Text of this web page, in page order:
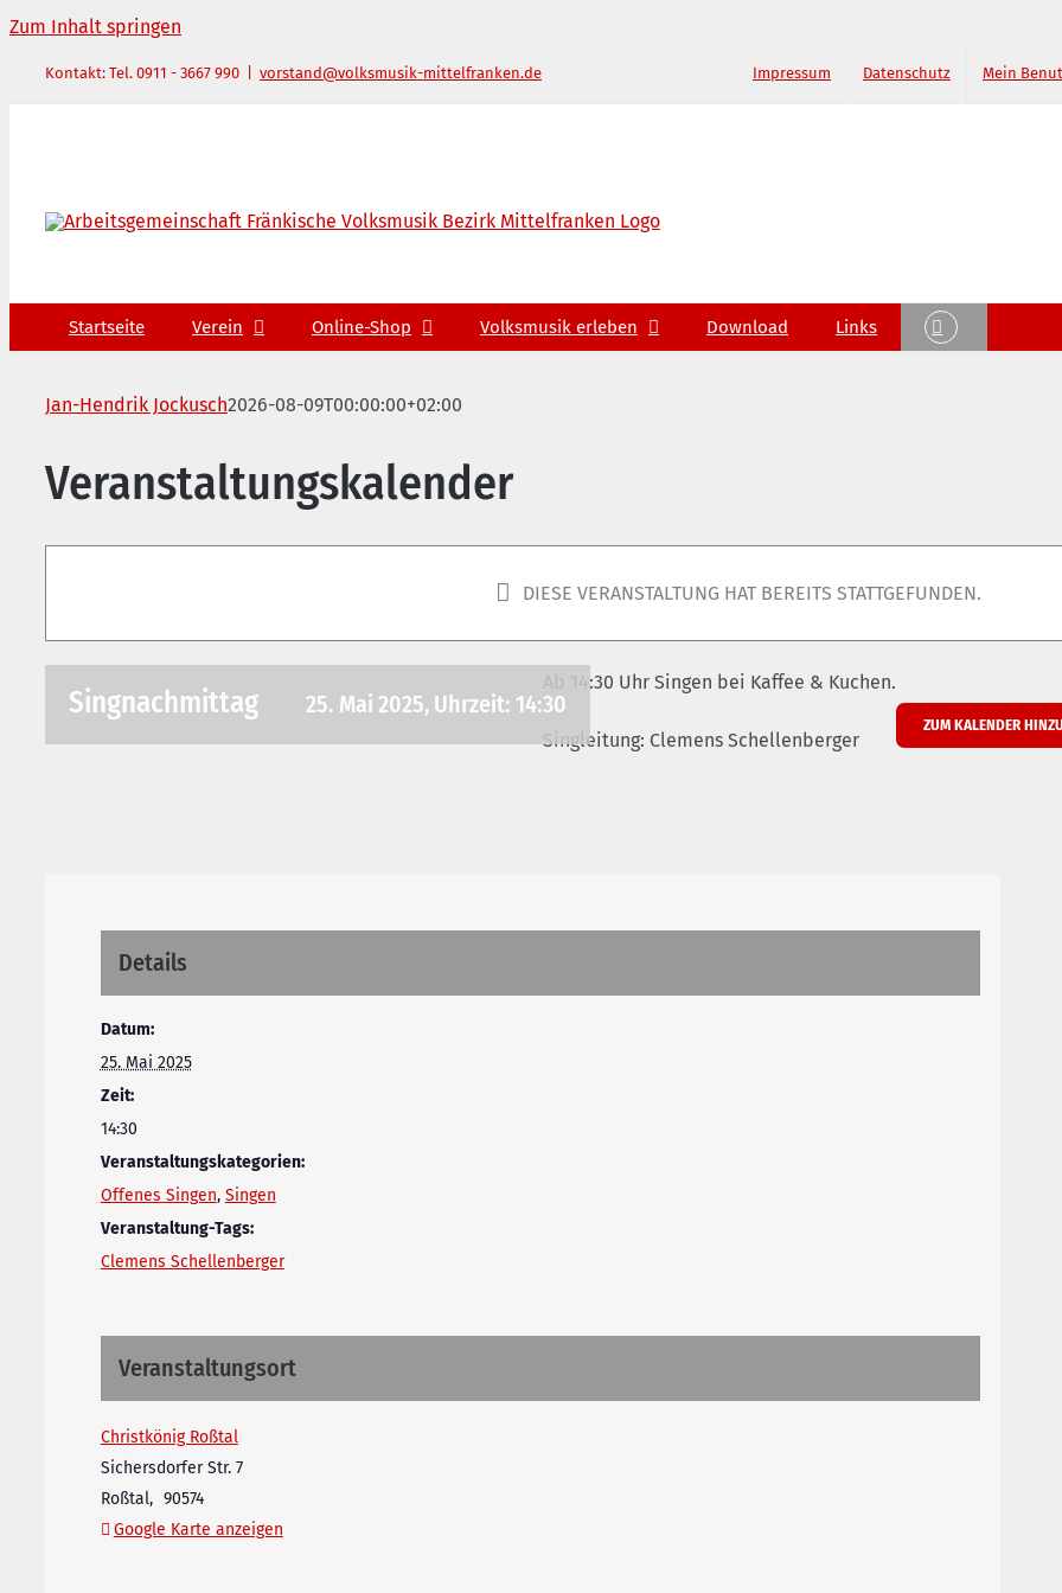
Zum Inhalt springen
Kontakt: Tel. 0911 - 3667 990 vorstand@volksmusik-mittelfranken.de Impressum Datenschutz Mein
Startseite Verein Online-Shop Volksmusik erleben Download Links
Jan-Hendrik Jockusch2026-08-09T00:00:00+02:00
Veranstaltungskalender
DIESE VERANSTALTUNG HAT BEREITS STATTGEFUNDEN.
Singnachmittag 25. Mai 2025, Uhrzeit: 14:30
Ab 14:30 Uhr Singen bei Kaffee & Kuchen.
Singleitung: Clemens Schellenberger
ZUM KALENDER
Details
Datum:
25. Mai 2025
Zeit:
14:30
Veranstaltungskategorien:
Offenes Singen, Singen
Veranstaltung-Tags:
Clemens Schellenberger
Veranstaltungsort
Christkönig Roßtal
Sichersdorfer Str. 7
Roßtal, 90574
Google Karte anzeigen